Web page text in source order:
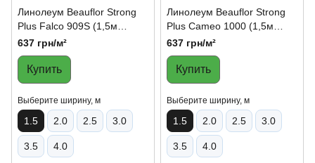
Линолеум Beauflor Strong
Plus Falco 909S (1,5м
ширина)
637 грн/м²
Купить
Выберите ширину, м
1.5 2.0 2.5 3.0
3.5 4.0
Линолеум Beauflor Strong
Plus Cameo 1000 (1,5м
ширина)
637 грн/м²
Купить
Выберите ширину, м
1.5 2.0 2.5 3.0
3.5 4.0